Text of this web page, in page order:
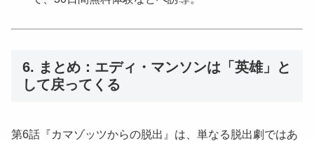
6. まとめ：エディ・マンソンは「英雄」と
して戻ってくる
第6話『カマゾッツからの脱出』は、単なる脱出劇ではあ